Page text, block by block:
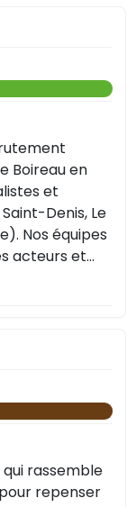
Boireau en
et
Denis, Le
acteurs et
la
rassemble
repenser